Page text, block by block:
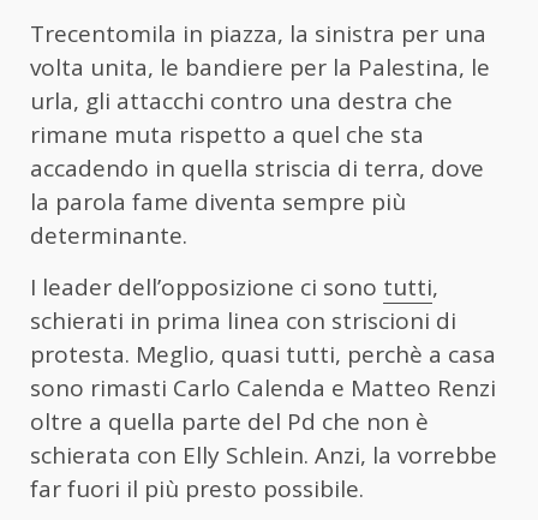
Trecentomila in piazza, la sinistra per una
volta unita, le bandiere per la Palestina, le
urla, gli attacchi contro una destra che
rimane muta rispetto a quel che sta
accadendo in quella striscia di terra, dove
la parola fame diventa sempre più
determinante.
I leader dell’opposizione ci sono tutti,
schierati in prima linea con striscioni di
protesta. Meglio, quasi tutti, perchè a casa
sono rimasti Carlo Calenda e Matteo Renzi
oltre a quella parte del Pd che non è
schierata con Elly Schlein. Anzi, la vorrebbe
far fuori il più presto possibile.